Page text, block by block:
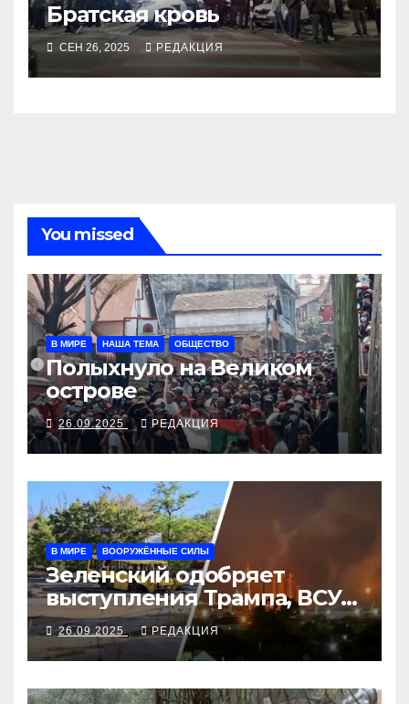
Братская кровь
СЕН 26, 2025 РЕДАКЦИЯ
You missed
В МИРЕ НАША ТЕМА ОБЩЕСТВО
Полыхнуло на Великом
острове
26.09.2025 РЕДАКЦИЯ
В МИРЕ ВООРУЖЁННЫЕ СИЛЫ
Зеленский одобряет
выступления Трампа, ВСУ
закрыли Добропольский
рубеж
26.09.2025 РЕДАКЦИЯ